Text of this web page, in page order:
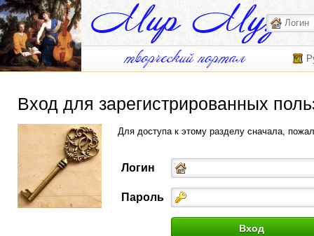
Вход для зарегистрированных
Для доступа к этому разделу сначала,
Логин
Пароль